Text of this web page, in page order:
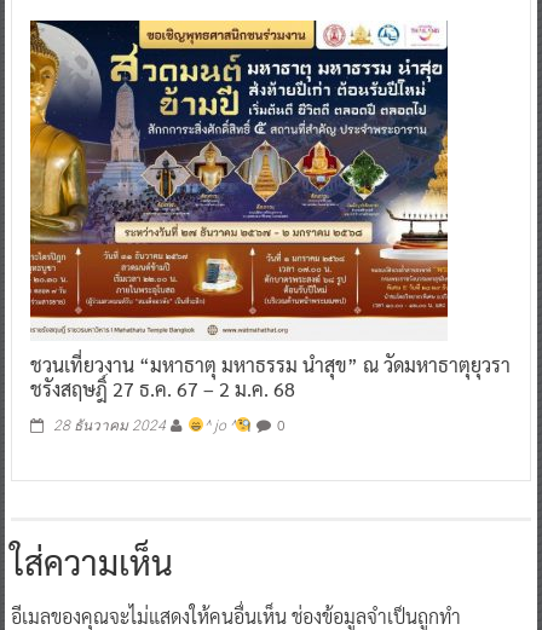
ชวนเที่ยวงาน “มหาธาตุ มหาธรรม นำสุข” ณ วัดมหาธาตุยุวรา
ชรังสฤษฎิ์ 27 ธ.ค. 67 – 2 ม.ค. 68
28 ธันวาคม 2024 ^ jo ^ 0
ใส่ความเห็น
อีเมลของคุณจะไม่แสดงให้คนอื่นเห็นช่องข้อมูลจำเป็นถูกทำ